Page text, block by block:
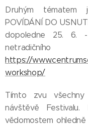
Druhým tématem
POVÍDÁNÍ DO
dopoledne 25. 6.
https://
workshop/
Tímto zvu
návštěvě
vědomostem